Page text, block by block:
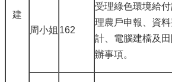
建
周小姐 162
受理綠色環境給
理農戶申報、資
計、電腦建檔及
辦事項。